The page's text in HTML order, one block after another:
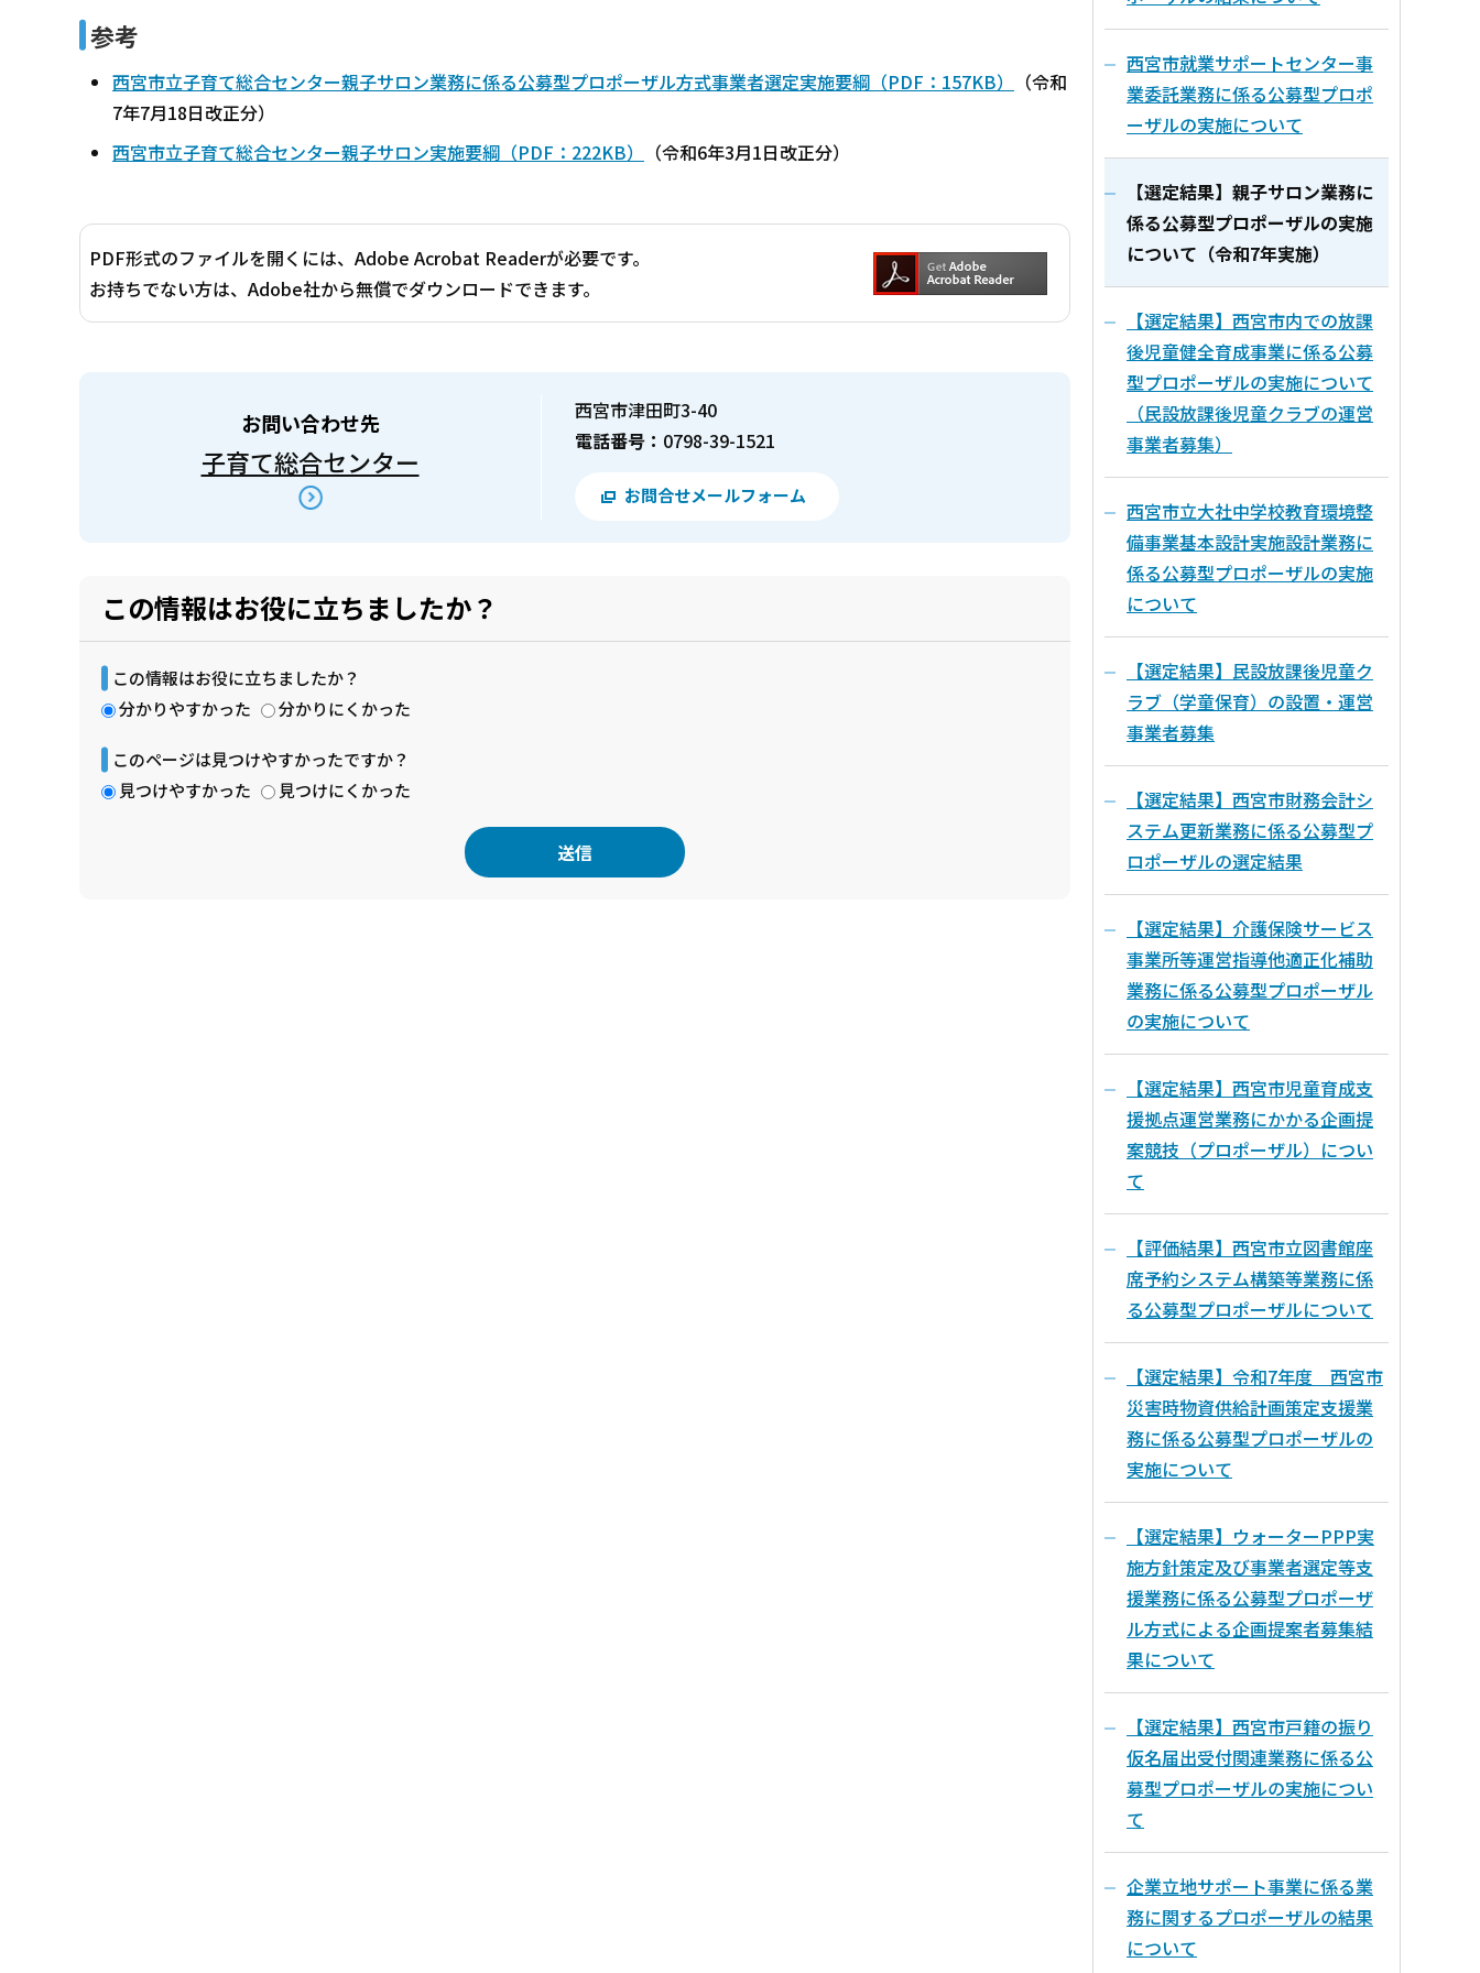
参考
西宮市立子育て総合センター親子サロン業務に係る公募型プロポーザル方式事業者選定実施要綱（PDF：157KB）
（令和
7年7月18日改正分）
西宮市立子育て総合センター親子サロン実施要綱（PDF：222KB）
（令和6年3月1日改正分）
PDF形式のファイルを開くには、Adobe Acrobat Readerが必要です。
お持ちでない方は、Adobe社から無償でダウンロードできます。
お問い合わせ先
子育て総合センター
西宮市津田町3-40
電話番号： 0798-39-1521
お問合せメールフォーム
この情報はお役に立ちましたか？
この情報はお役に立ちましたか？
分かりやすかった
分かりにくかった
このページは見つけやすかったですか？
見つけやすかった
見つけにくかった
西宮市就業サポートセンター事
業委託業務に係る公募型プロポ
ーザルの実施について
【選定結果】親子サロン業務に
係る公募型プロポーザルの実施
について（令和7年実施）
【選定結果】西宮市内での放課
後児童健全育成事業に係る公募
型プロポーザルの実施について
（民設放課後児童クラブの運営
事業者募集）
西宮市立大社中学校教育環境整
備事業基本設計実施設計業務に
係る公募型プロポーザルの実施
について
【選定結果】民設放課後児童ク
ラブ（学童保育）の設置・運営
事業者募集
【選定結果】西宮市財務会計シ
ステム更新業務に係る公募型プ
ロポーザルの選定結果
【選定結果】介護保険サービス
事業所等運営指導他適正化補助
業務に係る公募型プロポーザル
の実施について
【選定結果】西宮市児童育成支
援拠点運営業務にかかる企画提
案競技（プロポーザル）につい
て
【評価結果】西宮市立図書館座
席予約システム構築等業務に係
る公募型プロポーザルについて
【選定結果】令和7年度 西宮市
災害時物資供給計画策定支援業
務に係る公募型プロポーザルの
実施について
【選定結果】ウォーターPPP実
施方針策定及び事業者選定等支
援業務に係る公募型プロポーザ
ル方式による企画提案者募集結
果について
【選定結果】西宮市戸籍の振り
仮名届出受付関連業務に係る公
募型プロポーザルの実施につい
て
企業立地サポート事業に係る業
務に関するプロポーザルの結果
について